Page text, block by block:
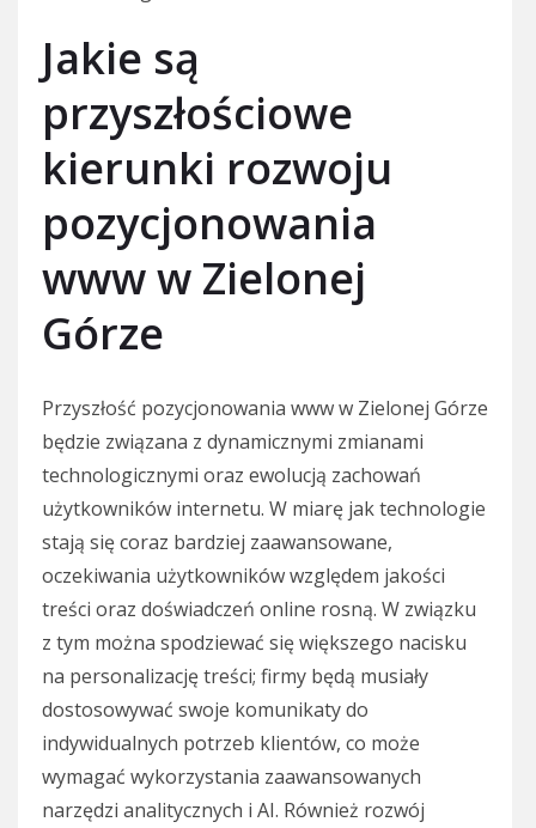
Jakie są
przyszłościowe
kierunki rozwoju
pozycjonowania
www w Zielonej
Górze
Przyszłość pozycjonowania www w Zielonej Górze
będzie związana z dynamicznymi zmianami
technologicznymi oraz ewolucją zachowań
użytkowników internetu. W miarę jak technologie
stają się coraz bardziej zaawansowane,
oczekiwania użytkowników względem jakości
treści oraz doświadczeń online rosną. W związku
z tym można spodziewać się większego nacisku
na personalizację treści; firmy będą musiały
dostosowywać swoje komunikaty do
indywidualnych potrzeb klientów, co może
wymagać wykorzystania zaawansowanych
narzędzi analitycznych i AI. Również rozwój